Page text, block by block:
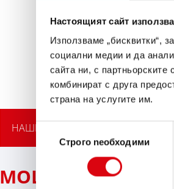
Настоящият сайт
Използваме „бисквитки“,
социални медии и да
сайта ни, с
комбинират с друга
страна на услугите им.
Избор
Строго nеобходими
МОЩНАТА
НАШЕТО ПРЕДЛОЖЕНИЕ ЗА